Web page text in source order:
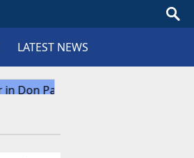
LATEST NEWS